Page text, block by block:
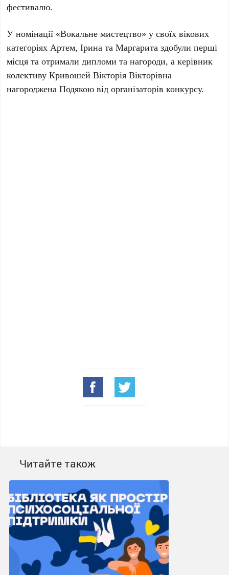
фестивалю.
У номінації «Вокальне мистецтво» у своїх вікових
категоріях Артем, Ірина та Маргарита здобули перші
місця та отримали дипломи та нагороди, а керівник
колективу Кривошей Вікторія Вікторівна
нагороджена Подякою від організаторів конкурсу.
Читайте також